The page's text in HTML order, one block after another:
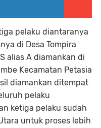
pelaku diantaranya
di Desa Tompira
alias A diamankan di
Kecamatan Petasia
diamankan ditempat
pelaku
ketiga pelaku sudah
untuk proses lebih